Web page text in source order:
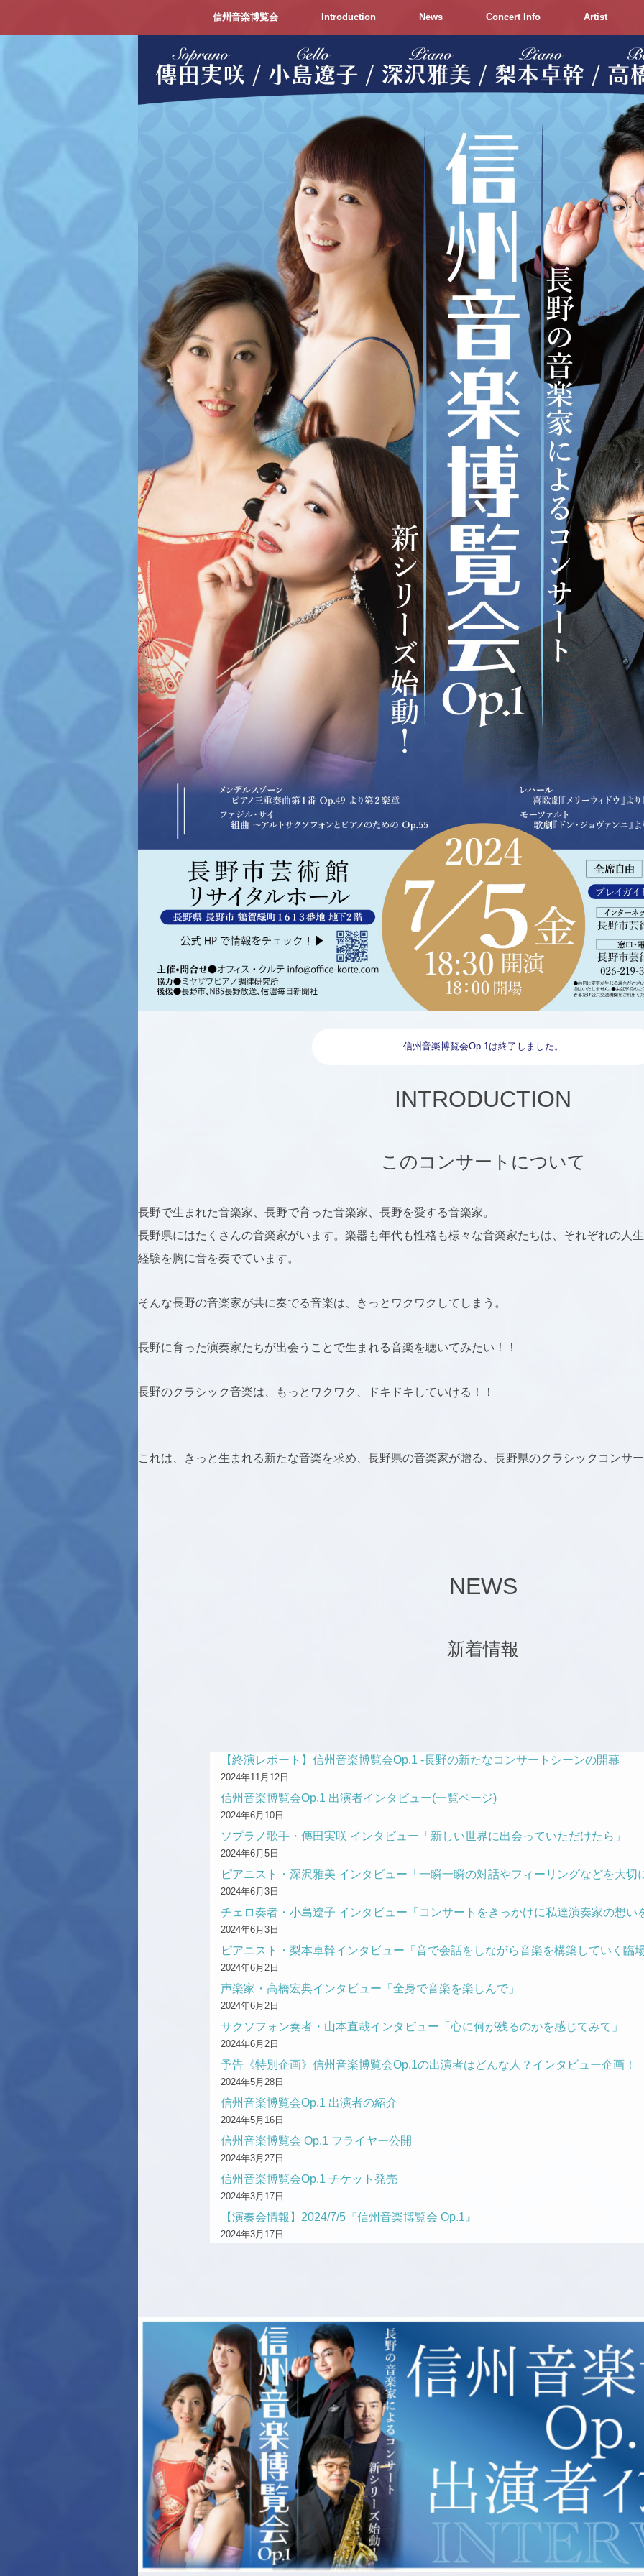
信州音楽博覧会 Introduction News Concert Info Artist
信州音楽博覧会Op.1は終了しました。
INTRODUCTION
このコンサートについて
長野で生まれた音楽家、長野で育った音楽家、長野を愛する音楽家。
長野県にはたくさんの音楽家がいます。楽器も年代も性格も様々な音楽家たちは、それぞれの人
経験を胸に音を奏でています。
そんな長野の音楽家が共に奏でる音楽は、きっとワクワクしてしまう。
長野に育った演奏家たちが出会うことで生まれる音楽を聴いてみたい！！
長野のクラシック音楽は、もっとワクワク、ドキドキしていける！！
これは、きっと生まれる新たな音楽を求め、長野県の音楽家が贈る、長野県のクラシックコンサ
NEWS
新着情報
【終演レポート】信州音楽博覧会Op.1 -長野の新たなコンサートシーンの開幕
2024年11月12日
信州音楽博覧会Op.1 出演者インタビュー(一覧ページ)
2024年6月10日
ソプラノ歌手・傳田実咲 インタビュー「新しい世界に出会っていただけたら」
2024年6月5日
ピアニスト・深沢雅美 インタビュー「一瞬一瞬の対話やフィーリングなどを大切
2024年6月3日
チェロ奏者・小島遼子 インタビュー「コンサートをきっかけに私達演奏家の想い
2024年6月3日
ピアニスト・梨本卓幹インタビュー「音で会話をしながら音楽を構築していく臨
2024年6月2日
声楽家・高橋宏典インタビュー「全身で音楽を楽しんで」
2024年6月2日
サクソフォン奏者・山本直哉インタビュー「心に何が残るのかを感じてみて」
2024年6月2日
予告《特別企画》信州音楽博覧会Op.1の出演者はどんな人？インタビュー企画！
2024年5月28日
信州音楽博覧会Op.1 出演者の紹介
2024年5月16日
信州音楽博覧会 Op.1 フライヤー公開
2024年3月27日
信州音楽博覧会Op.1 チケット発売
2024年3月17日
【演奏会情報】2024/7/5『信州音楽博覧会 Op.1』
2024年3月17日